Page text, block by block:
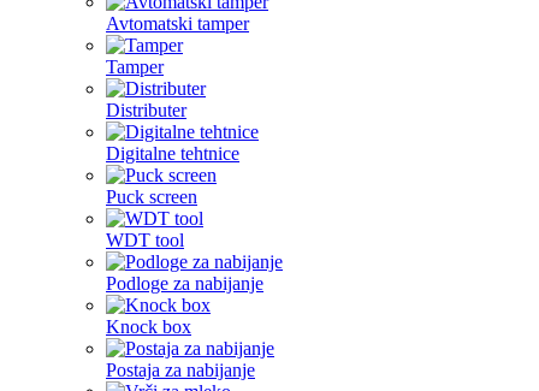
Avtomatski tamper
Tamper
Distributer
Digitalne tehtnice
Puck screen
WDT tool
Podloge za nabijanje
Knock box
Postaja za nabijanje